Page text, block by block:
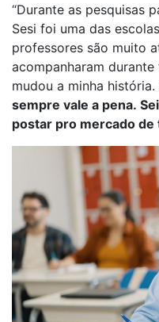
“Durante as pesquisas
Sesi foi uma das escolas
professores são muito
acompanharam
mudou a minha história.
sempre vale a pena.
postar pro mercado de